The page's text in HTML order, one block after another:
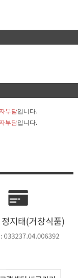
부담입니다.
부담입니다.